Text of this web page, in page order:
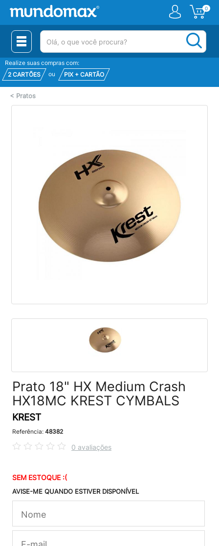
0
(pesquisar)
Realize suas compras com:
2 CARTÕES
ou PIX + CARTÃO
< Pratos
Prato 18" HX Medium Crash
HX18MC KREST CYMBALS
KREST
Referência: 48382
0 avaliações
SEM ESTOQUE :(
AVISE-ME QUANDO ESTIVER DISPONÍVEL